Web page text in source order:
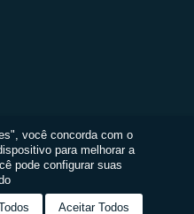
USO
você concorda com o
para melhorar a
pode configurar suas
Aceitar Todos